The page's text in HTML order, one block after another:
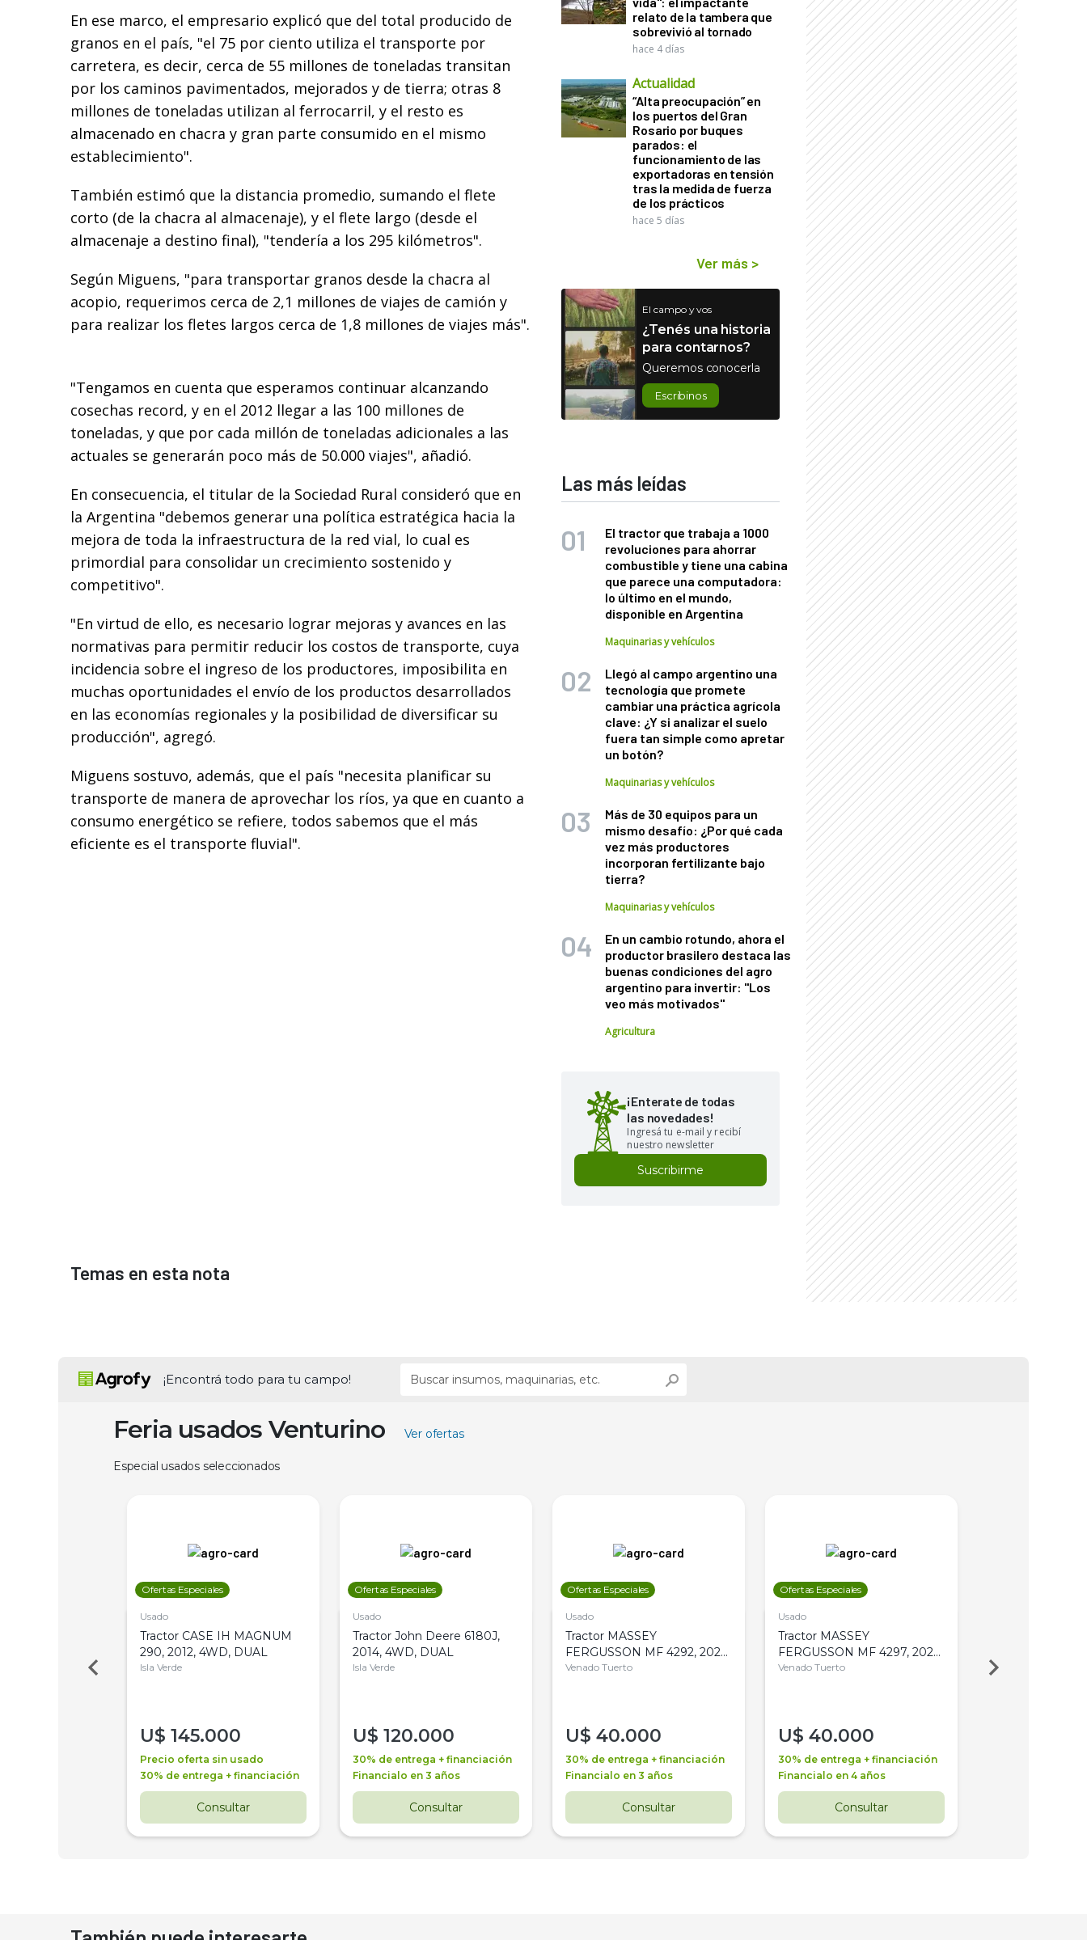
En ese marco, el empresario explicó que del total producido de
granos en el país, "el 75 por ciento utiliza el transporte por
carretera, es decir, cerca de 55 millones de toneladas transitan
por los caminos pavimentados, mejorados y de tierra; otras 8
millones de toneladas utilizan al ferrocarril, y el resto es
almacenado en chacra y gran parte consumido en el mismo
establecimiento".
También estimó que la distancia promedio, sumando el flete
corto (de la chacra al almacenaje), y el flete largo (desde el
almacenaje a destino final), "tendería a los 295 kilómetros".
Según Miguens, "para transportar granos desde la chacra al
acopio, requerimos cerca de 2,1 millones de viajes de camión y
para realizar los fletes largos cerca de 1,8 millones de viajes más".
"Tengamos en cuenta que esperamos continuar alcanzando
cosechas record, y en el 2012 llegar a las 100 millones de
toneladas, y que por cada millón de toneladas adicionales a las
actuales se generarán poco más de 50.000 viajes", añadió.
En consecuencia, el titular de la Sociedad Rural consideró que en
la Argentina "debemos generar una política estratégica hacia la
mejora de toda la infraestructura de la red vial, lo cual es
primordial para consolidar un crecimiento sostenido y
competitivo".
"En virtud de ello, es necesario lograr mejoras y avances en las
normativas para permitir reducir los costos de transporte, cuya
incidencia sobre el ingreso de los productores, imposibilita en
muchas oportunidades el envío de los productos desarrollados
en las economías regionales y la posibilidad de diversificar su
producción", agregó.
Miguens sostuvo, además, que el país "necesita planificar su
transporte de manera de aprovechar los ríos, ya que en cuanto a
consumo energético se refiere, todos sabemos que el más
eficiente es el transporte fluvial".
relato de la tambera que
sobrevivió al tornado
hace 4 días
Actualidad
“Alta preocupación” en
los puertos del Gran
Rosario por buques
parados: el
funcionamiento de las
exportadoras en tensión
tras la medida de fuerza
de los prácticos
hace 5 días
Ver más >
El campo y vos
¿Tenés una historia
para contarnos?
Queremos conocerla
Escribinos
Las más leídas
El tractor que trabaja a 1000
revoluciones para ahorrar
combustible y tiene una cabina
que parece una computadora:
lo último en el mundo,
disponible en Argentina
Maquinarias y vehículos
Llegó al campo argentino una
tecnología que promete
cambiar una práctica agrícola
clave: ¿Y si analizar el suelo
fuera tan simple como apretar
un botón?
Maquinarias y vehículos
Más de 30 equipos para un
mismo desafío: ¿Por qué cada
vez más productores
incorporan fertilizante bajo
tierra?
Maquinarias y vehículos
En un cambio rotundo, ahora el
productor brasilero destaca las
buenas condiciones del agro
argentino para invertir: "Los
veo más motivados"
Agricultura
¡Enterate de todas
las novedades!
Ingresá tu e-mail y recibí
nuestro newsletter
Suscribirme
Temas en esta nota
¡Encontrá todo para tu campo!
Feria usados Venturino Ver ofertas
Especial usados seleccionados
Ofertas Especiales
Usado
Tractor CASE IH MAGNUM
290, 2012, 4WD, DUAL
Isla Verde
U$ 145.000
Precio oferta sin usado
30% de entrega + financiación
Consultar
Ofertas Especiales
Usado
Tractor John Deere 6180J,
2014, 4WD, DUAL
Isla Verde
U$ 120.000
30% de entrega + financiación
Financialo en 3 años
Consultar
Ofertas Especiales
Usado
Tractor MASSEY
FERGUSSON MF 4292, 2020,
4WD, PATON
Venado Tuerto
U$ 40.000
30% de entrega + financiación
Financialo en 3 años
Consultar
Ofertas Especiales
Usado
Tractor MASSEY
FERGUSSON MF 4297, 2020,
4WD, PATON
Venado Tuerto
U$ 40.000
30% de entrega + financiación
Financialo en 4 años
Consultar
Venado Tuerto